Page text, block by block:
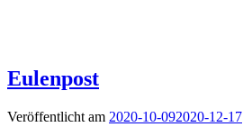
Eulenpost
Veröffentlicht am 2020-10-092020-12-17